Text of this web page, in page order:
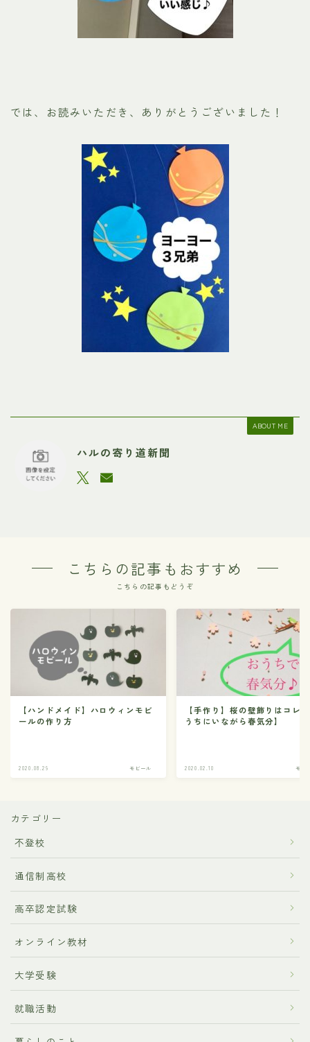
では、お読みいただき、ありがとうございました！
ABOUT ME
ハルの寄り道新聞
こちらの記事もおすすめ
こちらの記事もどうぞ
【ハンドメイド】ハロウィンモビ
ールの作り方
2020.08.29 モビール
【手作り】桜の壁飾りはコレ
うちにいながら春気分】
2020.02.10 モビ
カテゴリー
不登校
通信制高校
高卒認定試験
オンライン教材
大学受験
就職活動